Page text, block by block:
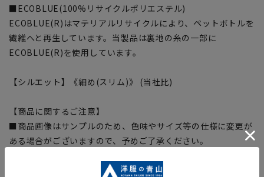
■ECOBLUE(100%リサイクルポリエステル)
ECOBLUE(R)はマテリアルリサイクルにより、ペットボトルを
繊維へと再生しています。当製品は裏地の糸の一部に
ECOBLUE(R)を使用しています。
【シルエット】《細め(スリム)》 (当社比)
【商品に関するご注意】
■商品画像はサンプルのため、色味やサイズ等の仕様に変更が
ある場合がございますので、予めご了承ください。
入の目安としてご利用ください。